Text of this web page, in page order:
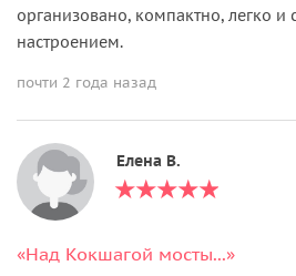
организовано, компактно, легко
настроением.
почти 2 года назад
Елена В.
«Над Кокшагой мосты...»